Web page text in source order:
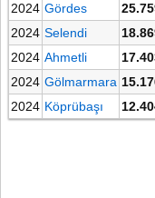
2024 Gördes
2024 Selendi
2024 Ahmetli
2024 Gölmarmara
2024 Köprübaşı